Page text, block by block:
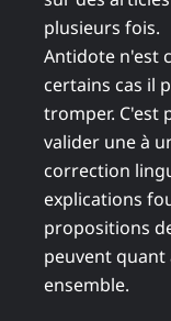
plusieurs fois.
Antidote n'est
certains cas il
tromper. C'est
valider une à
correction
explications
propositions
peuvent quant
ensemble.